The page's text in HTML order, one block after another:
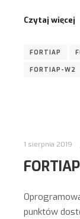
Czytaj więcej
FORTIAP
FORTIAP-W2
1 sierpnia 2019
punktów